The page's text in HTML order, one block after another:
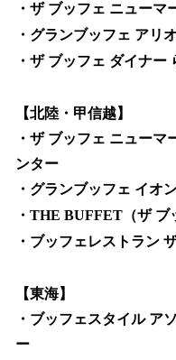
・ザ ブッフェ ニューマ
・グランブッフェ アリ
・ザ ブッフェ ダイナー
【北陸・甲信越】
・ザ ブッフェ ニュー
ンター
・グランブッフェ イオ
・THE BUFFET（ザ ブ
・ブッフェレストラン
【東海】
・ブッフェスタイル ア
ー